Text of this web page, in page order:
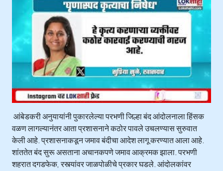
आंबेडकरी अनुयायांनी पुकारलेल्या परभणी जिल्हा बंद आंदोलनाला हिंसक
वळण लागल्यानंतर आता प्रशासनाने कठोर पावले उचलण्यास सुरुवात
केली आहे. प्रशासनाकडून जमाव बंदीचा आदेश लागू करण्यात आला आहे.
शांततेत बंद सुरू असताना अचानकपणे जमाव आक्रमक झाला. परभणी
शहरात दगडफेक, रस्त्यांवर जाळपोळीचे प्रकार घडले. आंदोलकांवर